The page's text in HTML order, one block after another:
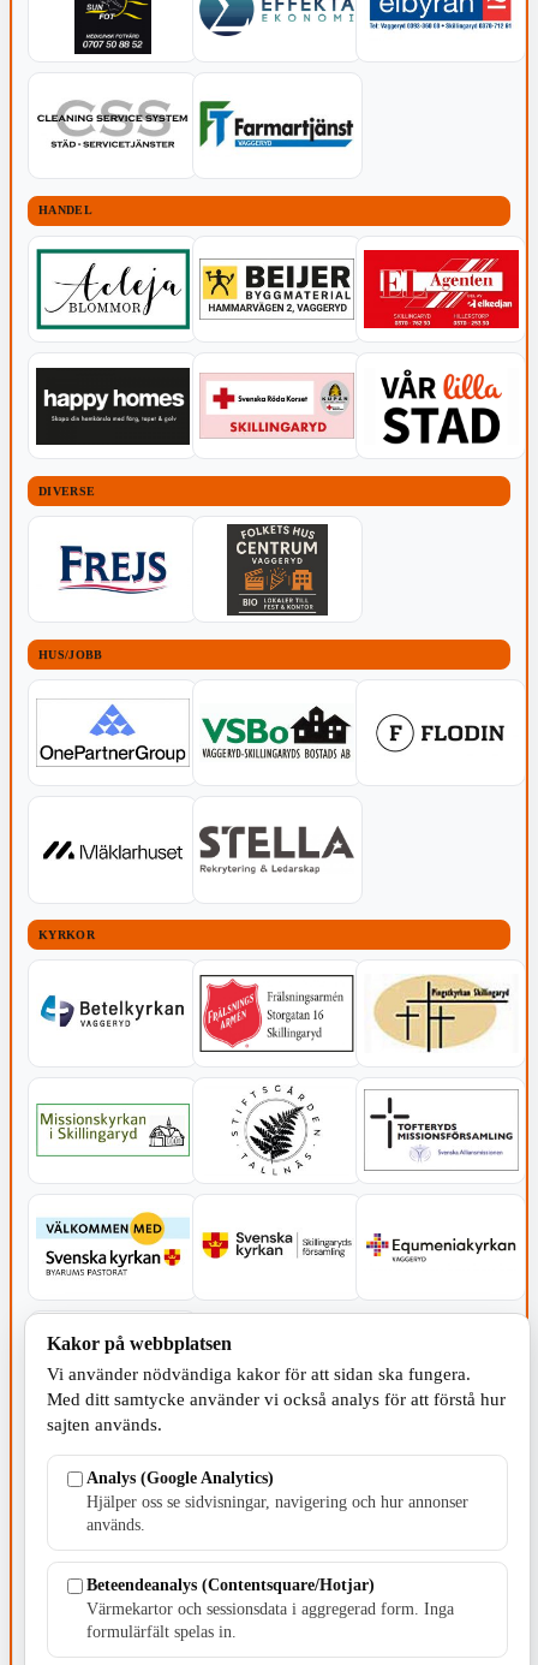
HANDEL
DIVERSE
HUS/JOBB
KYRKOR
TILLVERKNING
Kakor på webbplatsen
Vi använder nödvändiga kakor för att sidan ska fungera.
Med ditt samtycke använder vi också analys för att förstå hur
sajten används.
Analys (Google Analytics)
Hjälper oss se sidvisningar, navigering och hur annonser
används.
Beteendeanalys (Contentsquare/Hotjar)
Värmekartor och sessionsdata i aggregerad form. Inga
formulärfält spelas in.